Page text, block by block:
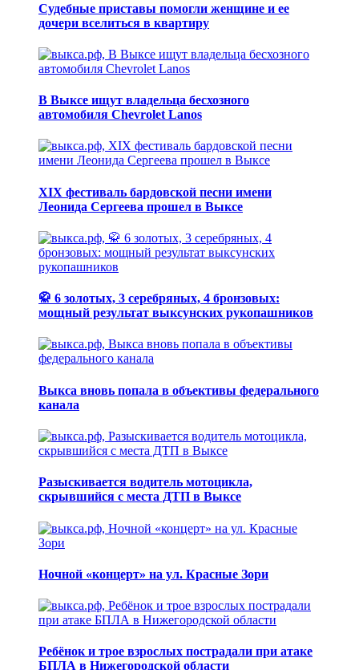
Судебные приставы помогли женщине и ее
дочери вселиться в квартиру
В Выксе ищут владельца бесхозного
автомобиля Chevrolet Lanos
XIX фестиваль бардовской песни имени
Леонида Сергеева прошел в Выксе
🥋 6 золотых, 3 серебряных, 4 бронзовых:
мощный результат выксунских рукопашников
Выкса вновь попала в объективы федерального
канала
Разыскивается водитель мотоцикла,
скрывшийся с места ДТП в Выксе
Ночной «концерт» на ул. Красные Зори
Ребёнок и трое взрослых пострадали при атаке
БПЛА в Нижегородской области